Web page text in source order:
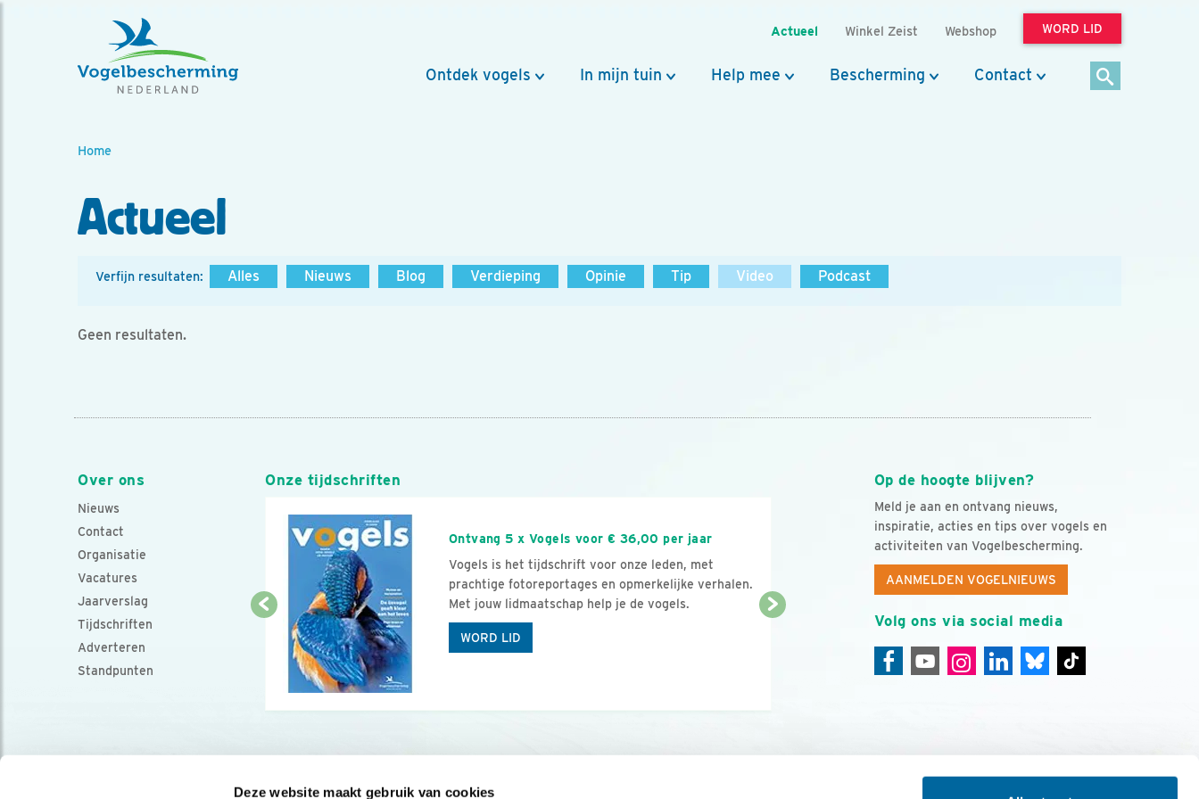
Deze website maakt gebruik van cookies
Actueel Winkel Zeist Webshop WORD LID
Ontdek vogels In mijn tuin Help mee Bescherming Contact
Home
Actueel
Verfijn resultaten: Alles Nieuws Blog Verdieping Opinie Tip Video Podcast
Geen resultaten.
Over ons
Nieuws
Contact
Organisatie
Vacatures
Jaarverslag
Tijdschriften
Adverteren
Standpunten
Op de hoogte blijven?
Meld je aan en ontvang nieuws,
inspiratie, acties en tips over vogels en
activiteiten van Vogelbescherming.
AANMELDEN VOGELNIEUWS
Volg ons via social media
Onze tijdschriften
Ontvang 5 x Vogels voor € 36,00 per jaar
Vogels is het tijdschrift voor onze leden, met
prachtige fotoreportages en opmerkelijke verhalen.
Met jouw lidmaatschap help je de vogels.
WORD LID